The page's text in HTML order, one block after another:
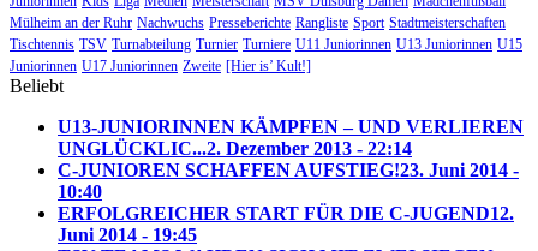
Mülheim an der Ruhr Nachwuchs Presseberichte Rangliste Sport Stadtmeisterschaften
Tischtennis TSV Turnabteilung Turnier Turniere U11 Juniorinnen U13 Juniorinnen U15
Juniorinnen U17 Juniorinnen Zweite [Hier is’ Kult!]
Beliebt
U13-JUNIORINNEN KÄMPFEN – UND VERLIEREN
UNGLÜCKLIC...2. Dezember 2013 - 22:14
C-JUNIOREN SCHAFFEN AUFSTIEG!23. Juni 2014 -
10:40
ERFOLGREICHER START FÜR DIE C-JUGEND12.
Juni 2014 - 19:45